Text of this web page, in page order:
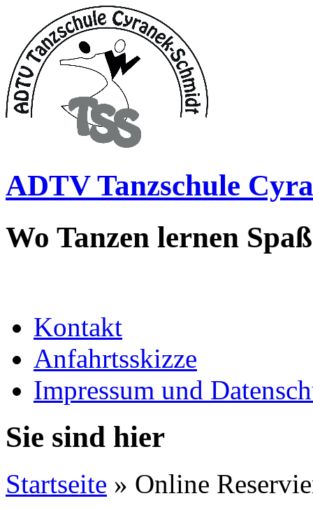
ADTV Tanzschule
Wo Tanzen lernen
Kontakt
Anfahrtsskizze
Impressum und
Sie sind hier
Startseite » Online